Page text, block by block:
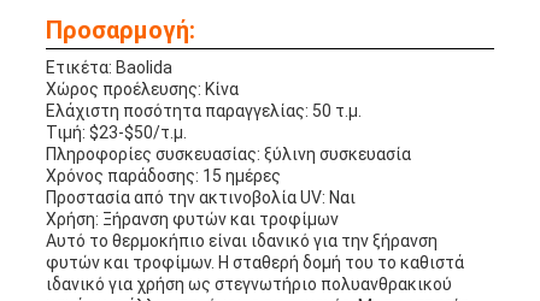
Προσαρμογή:
Ετικέτα: Baolida
Χώρος προέλευσης: Κίνα
Ελάχιστη ποσότητα παραγγελίας: 50 τ.μ.
Τιμή: $23-$50/τ.μ.
Πληροφορίες συσκευασίας: ξύλινη συσκευασία
Χρόνος παράδοσης: 15 ημέρες
Προστασία από την ακτινοβολία UV: Ναι
Χρήση: Ξήρανση φυτών και τροφίμων
Αυτό το θερμοκήπιο είναι ιδανικό για την ξήρανση
φυτών και τροφίμων. Η σταθερή δομή του το καθιστά
ιδανικό για χρήση ως στεγνωτήριο πολυανθρακικού